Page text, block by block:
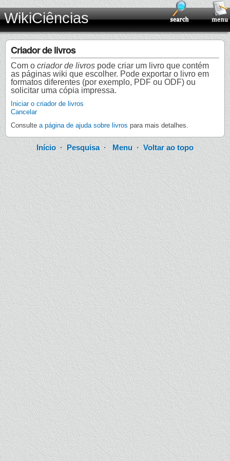
WikiCiências
Criador de livros
Com o criador de livros pode criar um livro que contém
as páginas wiki que escolher. Pode exportar o livro em
formatos diferentes (por exemplo, PDF ou ODF) ou
solicitar uma cópia impressa.
Iniciar o criador de livros
Cancelar
Consulte a página de ajuda sobre livros para mais detalhes.
Início· Pesquisa·Menu · Voltar ao topo